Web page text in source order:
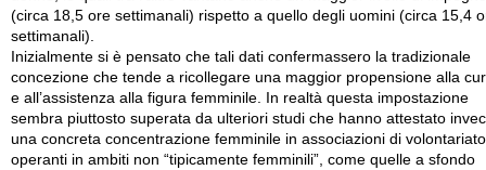
(circa 18,5 ore settimanali) rispetto a quello degli uomini (circa 15,4
settimanali).
Inizialmente si è pensato che tali dati confermassero la tradizionale
concezione che tende a ricollegare una maggior propensione alla
e all’assistenza alla figura femminile. In realtà questa impostazione
sembra piuttosto superata da ulteriori studi che hanno attestato
una concreta concentrazione femminile in associazioni di volontariato
operanti in ambiti non “tipicamente femminili”, come quelle a sfondo